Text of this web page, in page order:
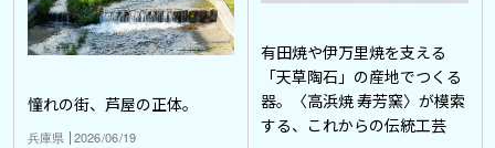
憧れの街、芦屋の正体。
兵庫県 2026/06/19
有田焼や伊万里焼を支える
「天草陶石」の産地でつくる
器。〈高浜焼 寿芳窯〉が模索
する、これからの伝統工芸